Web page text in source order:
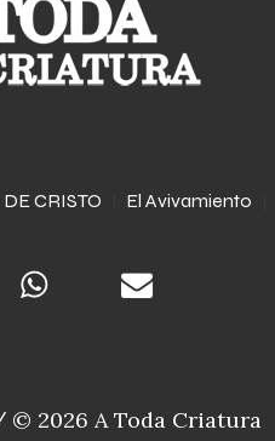
CRISTO El Avivamiento
© 2026 A Toda Criatura